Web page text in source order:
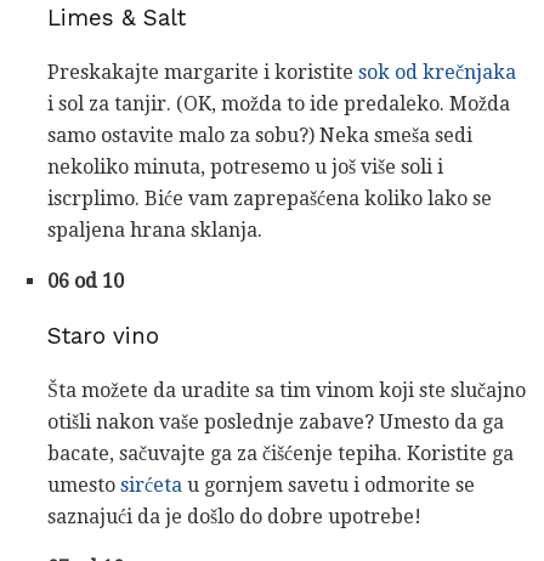
Limes & Salt
Preskakajte margarite i koristite sok od krečnjaka
i sol za tanjir. (OK, možda to ide predaleko. Možda
samo ostavite malo za sobu?) Neka smeša sedi
nekoliko minuta, potresemo u još više soli i
iscrplimo. Biće vam zaprepašćena koliko lako se
spaljena hrana sklanja.
06 od 10
Staro vino
Šta možete da uradite sa tim vinom koji ste slučajno
otišli nakon vaše poslednje zabave? Umesto da ga
bacate, sačuvajte ga za čišćenje tepiha. Koristite ga
umesto sirćeta u gornjem savetu i odmorite se
saznajući da je došlo do dobre upotrebe!